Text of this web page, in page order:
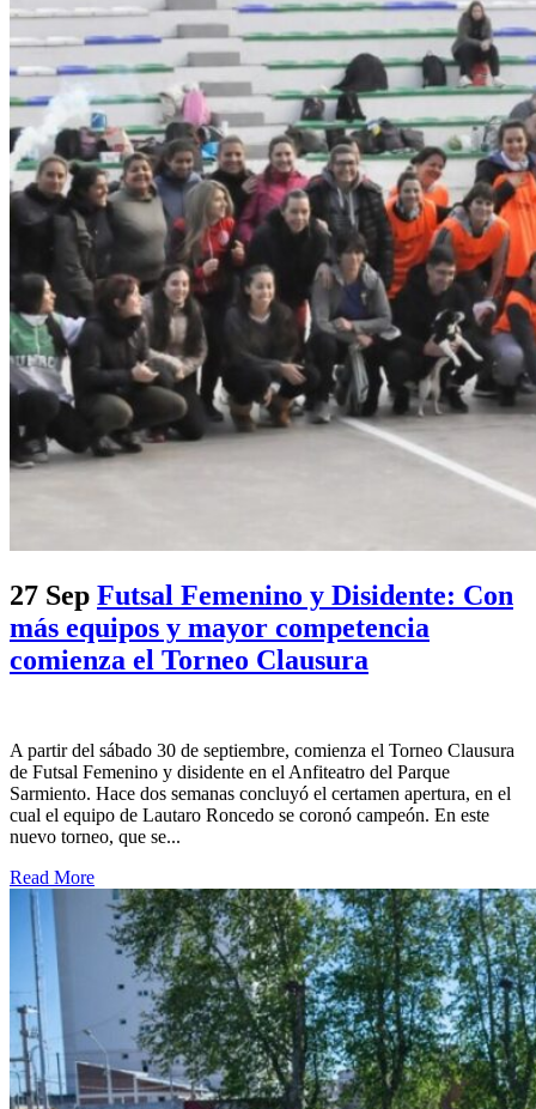
27 Sep Futsal Femenino y Disidente: Con
más equipos y mayor competencia
comienza el Torneo Clausura
A partir del sábado 30 de septiembre, comienza el Torneo Clausura
de Futsal Femenino y disidente en el Anfiteatro del Parque
Sarmiento. Hace dos semanas concluyó el certamen apertura, en el
cual el equipo de Lautaro Roncedo se coronó campeón. En este
nuevo torneo, que se...
Read More